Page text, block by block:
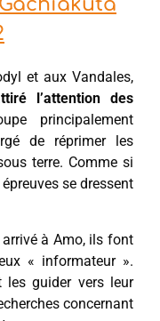
et aux Vandales,
l’attention des
principalement
de réprimer les
terre. Comme si
se dressent
à Amo, ils font
« informateur ».
les guider vers leur
concernant